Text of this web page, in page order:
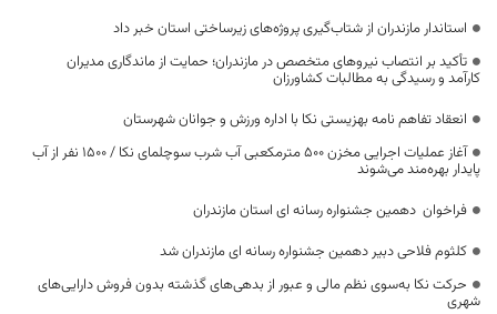
استاندار مازندران از شتاب‌گیری پروژه‌های زیرساختی استان خبر داد
تأکید بر انتصاب نیروهای متخصص در مازندران؛ حمایت از ماندگاری مدیران
کارآمد و رسیدگی به مطالبات کشاورزان
انعقاد تفاهم نامه بهزیستی نکا با اداره ورزش و جوانان شهرستان
آغاز عملیات اجرایی مخزن ۵۰۰ مترمکعبی آب شرب سوچلمای نکا / ۱۵۰۰ نفر از آب
پایدار بهره‌مند می‌شوند
فراخوان دهمین جشنواره رسانه ای استان مازندران
کلثوم فلاحی دبیر دهمین جشنواره رسانه ای مازندران شد
حرکت نکا به‌سوی نظم مالی و عبور از بدهی‌های گذشته بدون فروش دارایی‌های
شهری